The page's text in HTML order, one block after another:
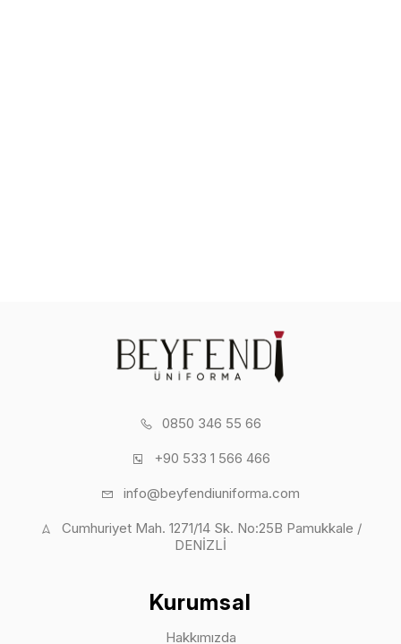
0850 346 55 66
+90 533 1 566 466
info@beyfendiuniforma.com
Cumhuriyet Mah. 1271/14 Sk. No:25B Pamukkale /
DENİZLİ
Kurumsal
Hakkımızda